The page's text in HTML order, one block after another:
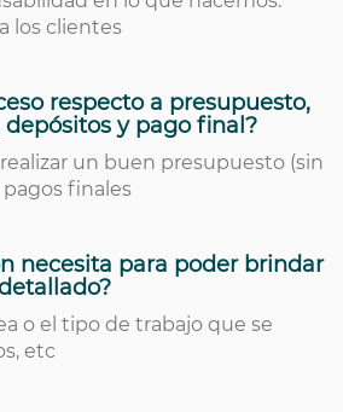
los clientes
respecto a presupuesto,
y pago final?
un buen presupuesto (sin
finales
necesita para poder brindar
o el tipo de trabajo que se
etc